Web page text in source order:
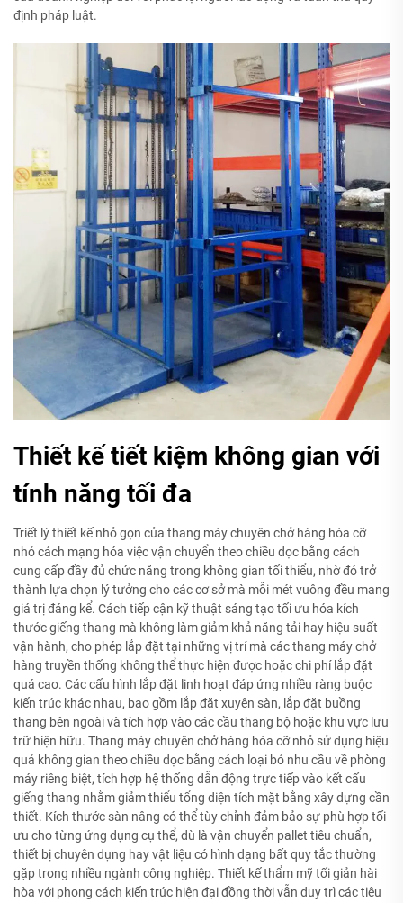
định pháp luật.
Thiết kế tiết kiệm không gian với
tính năng tối đa
Triết lý thiết kế nhỏ gọn của thang máy chuyên chở hàng hóa cỡ
nhỏ cách mạng hóa việc vận chuyển theo chiều dọc bằng cách
cung cấp đầy đủ chức năng trong không gian tối thiểu, nhờ đó trở
thành lựa chọn lý tưởng cho các cơ sở mà mỗi mét vuông đều mang
giá trị đáng kể. Cách tiếp cận kỹ thuật sáng tạo tối ưu hóa kích
thước giếng thang mà không làm giảm khả năng tải hay hiệu suất
vận hành, cho phép lắp đặt tại những vị trí mà các thang máy chở
hàng truyền thống không thể thực hiện được hoặc chi phí lắp đặt
quá cao. Các cấu hình lắp đặt linh hoạt đáp ứng nhiều ràng buộc
kiến trúc khác nhau, bao gồm lắp đặt xuyên sàn, lắp đặt buồng
thang bên ngoài và tích hợp vào các cầu thang bộ hoặc khu vực lưu
trữ hiện hữu. Thang máy chuyên chở hàng hóa cỡ nhỏ sử dụng hiệu
quả không gian theo chiều dọc bằng cách loại bỏ nhu cầu về phòng
máy riêng biệt, tích hợp hệ thống dẫn động trực tiếp vào kết cấu
giếng thang nhằm giảm thiểu tổng diện tích mặt bằng xây dựng cần
thiết. Kích thước sàn nâng có thể tùy chỉnh đảm bảo sự phù hợp tối
ưu cho từng ứng dụng cụ thể, dù là vận chuyển pallet tiêu chuẩn,
thiết bị chuyên dụng hay vật liệu có hình dạng bất quy tắc thường
gặp trong nhiều ngành công nghiệp. Thiết kế thẩm mỹ tối giản hài
hòa với phong cách kiến trúc hiện đại đồng thời vẫn duy trì các tiêu